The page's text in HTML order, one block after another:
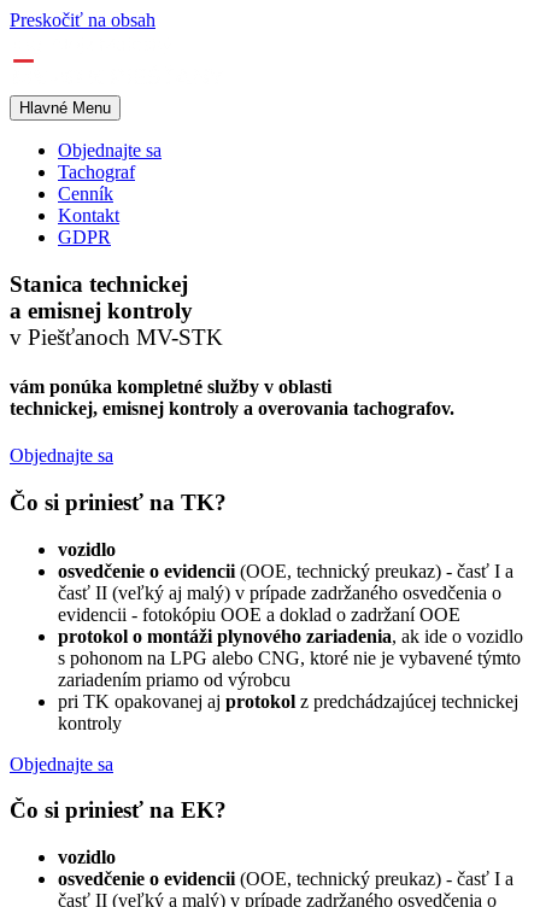
Preskočiť na obsah
Hlavné Menu
Objednajte sa
Tachograf
Cenník
Kontakt
GDPR
Stanica technickej
a emisnej kontroly
v Piešťanoch MV-STK
vám ponúka kompletné služby v oblasti
technickej, emisnej kontroly a overovania tachografov.
Objednajte sa
Čo si priniesť na TK?
vozidlo
osvedčenie o evidencii (OOE, technický preukaz) - časť I a
časť II (veľký aj malý) v prípade zadržaného osvedčenia o
evidencii - fotokópiu OOE a doklad o zadržaní OOE
protokol o montáži plynového zariadenia, ak ide o vozidlo
s pohonom na LPG alebo CNG, ktoré nie je vybavené týmto
zariadením priamo od výrobcu
pri TK opakovanej aj protokol z predchádzajúcej technickej
kontroly
Objednajte sa
Čo si priniesť na EK?
vozidlo
osvedčenie o evidencii (OOE, technický preukaz) - časť I a
časť II (veľký a malý) v prípade zadržaného osvedčenia o